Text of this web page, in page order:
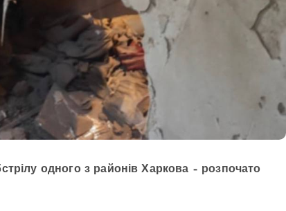
одного з районів Харкова – розпочато